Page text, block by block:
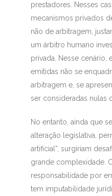
prestadores. Nesses
mecanismos privados
não de arbitragem,
um árbitro humano
privada. Nesse cenário,
emitidas não se
arbitragem e, se
ser consideradas nulas
No entanto, ainda que
alteração legislativa,
artificial”, surgiriam
grande complexidade.
responsabilidade por
tem imputabilidade